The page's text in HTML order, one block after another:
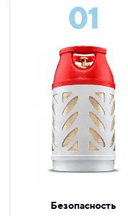
01
Безопасность